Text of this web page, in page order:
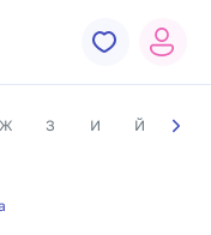
Ж З И Й К